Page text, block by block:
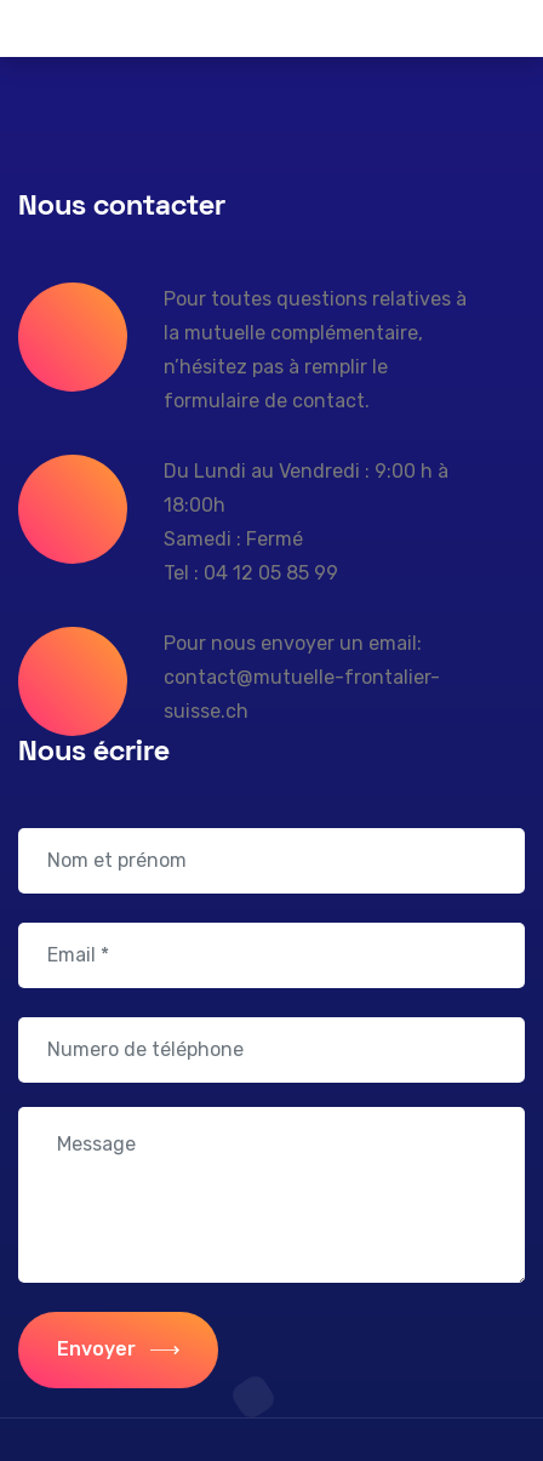
Nous contacter
Pour toutes questions relatives à
la mutuelle complémentaire,
n’hésitez pas à remplir le
formulaire de contact.
Du Lundi au Vendredi : 9:00 h à
18:00h
Samedi : Fermé
Tel : 04 12 05 85 99
Pour nous envoyer un email:
contact@mutuelle-frontalier-
suisse.ch
Nous écrire
Envoyer